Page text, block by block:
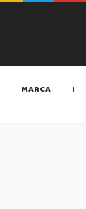
MARCA